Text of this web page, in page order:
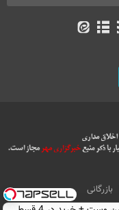
بازرگانی